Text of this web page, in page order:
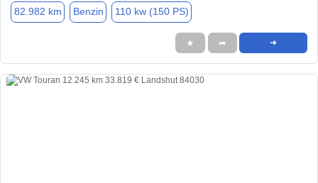
82.982 km Benzin 110 kw (150 PS)
★ ➦ ➜